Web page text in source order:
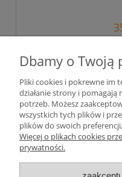
« 1 2
Dbamy o Twoją
Pliki cookies i pokrewne im
działanie strony i
potrzeb. Możesz
wszystkich tych plików i
plików do swoich
Więcej o plikach cookies
prywatności.